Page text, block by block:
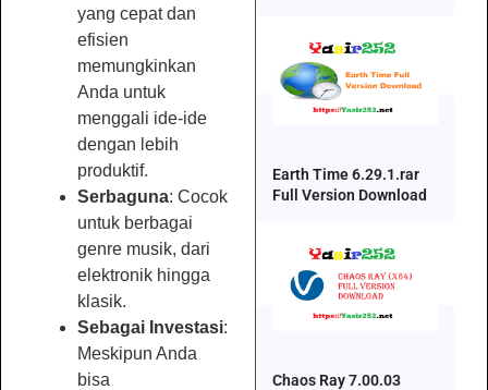
yang cepat dan
efisien
memungkinkan
Anda untuk
menggali ide-ide
dengan lebih
produktif.
Serbaguna: Cocok
untuk berbagai
genre musik, dari
elektronik hingga
klasik.
Sebagai Investasi:
Meskipun Anda
bisa
Earth Time 6.29.1.rar
Full Version Download
Chaos Ray 7.00.03